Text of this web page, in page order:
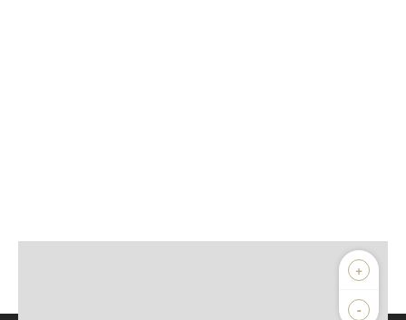
+
-